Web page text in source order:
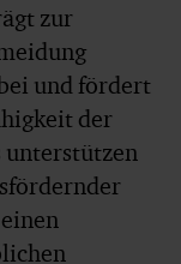
zur
und fördert
der